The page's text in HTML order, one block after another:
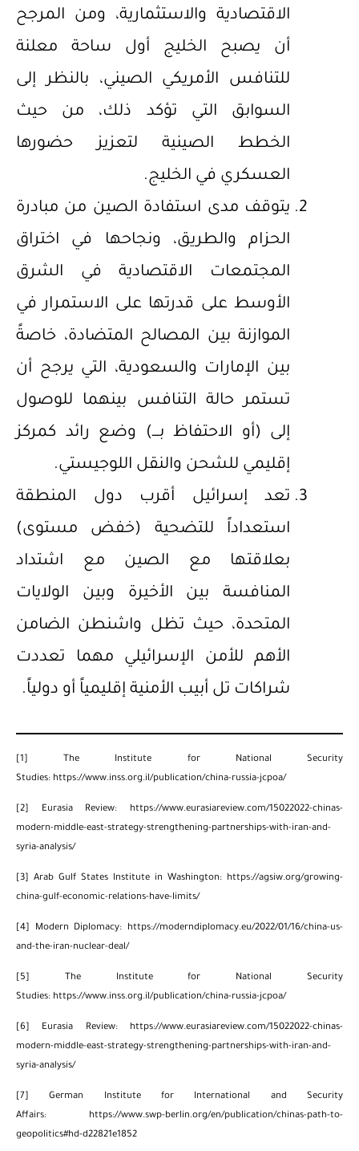
الاقتصادية والاستثمارية، ومن المرجح
أن يصبح الخليج أول ساحة معلنة
للتنافس الأمريكي الصيني، بالنظر إلى
السوابق التي تؤكد ذلك، من حيث
الخطط الصينية لتعزيز حضورها
العسكري في الخليج.
‌يتوقف مدى استفادة الصين من مبادرة
الحزام والطريق، ونجاحها في اختراق
المجتمعات الاقتصادية في الشرق
الأوسط على قدرتها على الاستمرار في
الموازنة بين المصالح المتضادة، خاصةً
بين الإمارات والسعودية، التي يرجح أن
تستمر حالة التنافس بينهما للوصول
إلى (أو الاحتفاظ بـــ) وضع رائد كمركز
إقليمي للشحن والنقل اللوجيستي.
‌تعد إسرائيل أقرب دول المنطقة
استعداداً للتضحية (خفض مستوى)
بعلاقتها مع الصين مع اشتداد
المنافسة بين الأخيرة وبين الولايات
المتحدة، حيث تظل واشنطن الضامن
الأهم للأمن الإسرائيلي مهما تعددت
شراكات تل أبيب الأمنية إقليمياً أو دولياً.
[1]
The Institute for National Security
Studies: https://www.inss.org.il/publication/china-russia-jcpoa/
[2] Eurasia Review: https://www.eurasiareview.com/15022022-chinas-
modern-middle-east-strategy-strengthening-partnerships-with-iran-and-
syria-analysis/
[3] Arab Gulf States Institute in Washington: https://agsiw.org/growing-
china-gulf-economic-relations-have-limits/
[4] Modern Diplomacy: https://moderndiplomacy.eu/2022/01/16/china-us-
and-the-iran-nuclear-deal/
[5]
The Institute for National Security
Studies: https://www.inss.org.il/publication/china-russia-jcpoa/
[6] Eurasia Review: https://www.eurasiareview.com/15022022-chinas-
modern-middle-east-strategy-strengthening-partnerships-with-iran-and-
syria-analysis/
[7]
German Institute for International and Security
Affairs: https://www.swp-berlin.org/en/publication/chinas-path-to-
geopolitics#hd-d22821e1852